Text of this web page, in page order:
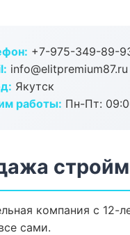
+7-975-349-89-
info@elitpremium87.ru
Якутск
работы: Пн-Пт:
компания с 12-
сами.